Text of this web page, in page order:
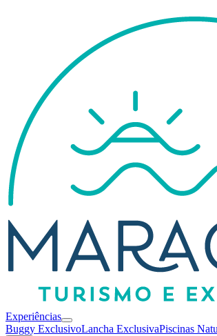
Experiências
Buggy ExclusivoLancha ExclusivaPiscinas